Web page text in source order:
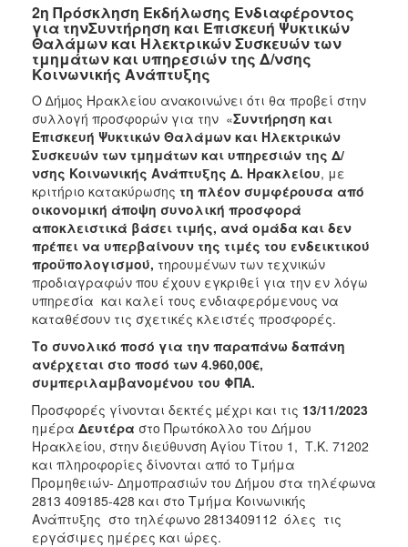
2022
2021
2020
2019
2018
2017
2016
2015
2013
ΔΗΜΟΤΗΣ
ΕΠΙΣΚΕΠΤΗΣ
ΗΡΑΚΛΕΙΟ
2η Πρόσκληση Εκδήλωσης Ενδιαφέροντος
για τηνΣυντήρηση και Επισκευή Ψυκτικών
Θαλάμων και Ηλεκτρικών Συσκευών των
τμημάτων και υπηρεσιών της Δ/νσης
Κοινωνικής Ανάπτυξης
Ο ∆ήµος Ηρακλείου ανακοινώνει ότι θα προβεί στην
συλλογή προσφορών για την «Συντήρηση και
Επισκευή Ψυκτικών Θαλάμων και Ηλεκτρικών
Συσκευών των τμημάτων και υπηρεσιών της Δ/
νσης Κοινωνικής Ανάπτυξης Δ. Ηρακλείου, με
κριτήριο κατακύρωσης τη πλέον συμφέρουσα από
οικονομική άποψη συνολική προσφορά
αποκλειστικά βάσει τιμής, ανά ομάδα και δεν
πρέπει να υπερβαίνουν της τιμές του ενδεικτικού
προϋπολογισμού, τηρουμένων των τεχνικών
προδιαγραφών που έχουν εγκριθεί για την εν λόγω
υπηρεσία και καλεί τους ενδιαφερόμενους να
καταθέσουν τις σχετικές κλειστές προσφορές.
Το συνολικό ποσό για την παραπάνω δαπάνη
ανέρχεται στο ποσό των 4.960,00€,
συμπεριλαμβανομένου του ΦΠΑ.
Προσφορές γίνονται δεκτές µέχρι και τις 13/11/2023
ημέρα Δευτέρα στο Πρωτόκολλο του Δήμου
Ηρακλείου, στην διεύθυνση Αγίου Τίτου 1, Τ.Κ. 71202
και πληροφορίες δίνονται από το Τμήμα
Προμηθειών- Δημοπρασιών του Δήμου στα τηλέφωνα
2813 409185-428 και στο Τμήμα Κοινωνικής
Ανάπτυξης στο τηλέφωνο 2813409112 όλες τις
εργάσιμες ημέρες και ώρες.